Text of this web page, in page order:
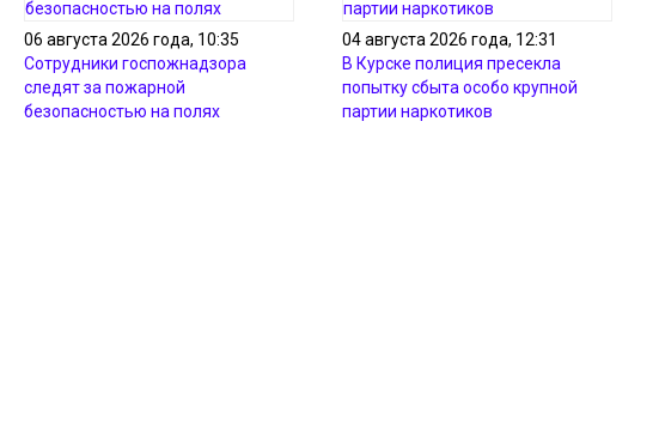
06 августа 2026 года, 10:35
Сотрудники госпожнадзора
следят за пожарной
безопасностью на полях
04 августа 2026 года, 12:31
В Курске полиция пресекла
попытку сбыта особо крупной
партии наркотиков